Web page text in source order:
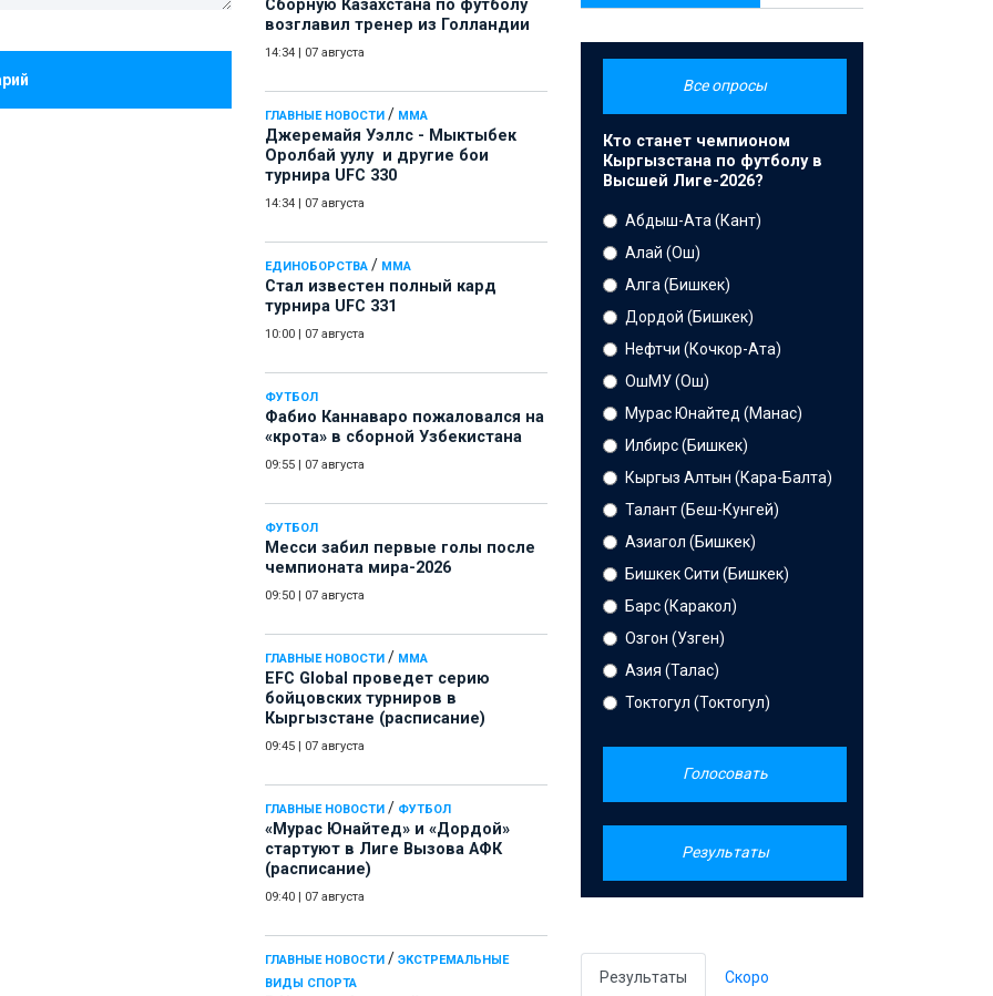
Сборную Казахстана по футболу
возглавил тренер из Голландии
14:34 07 августа
ГЛАВНЫЕ НОВОСТИ / ММА
Джеремайя Уэллс - Мыктыбек
Оролбай уулу и другие бои
турнира UFC 330
14:34 07 августа
ЕДИНОБОРСТВА / ММА
Стал известен полный кард
турнира UFC 331
10:00 07 августа
ФУТБОЛ
Фабио Каннаваро пожаловался на
«крота» в сборной Узбекистана
09:55 07 августа
ФУТБОЛ
Месси забил первые голы после
чемпионата мира-2026
09:50 07 августа
ГЛАВНЫЕ НОВОСТИ / ММА
EFC Global проведет серию
бойцовских турниров в
Кыргызстане (расписание)
09:45 07 августа
ГЛАВНЫЕ НОВОСТИ / ФУТБОЛ
«Мурас Юнайтед» и «Дордой»
стартуют в Лиге Вызова АФК
(расписание)
09:40 07 августа
ГЛАВНЫЕ НОВОСТИ / ЭКСТРЕМАЛЬНЫЕ
ВИДЫ СПОРТА
Все опросы
Кто станет чемпионом
Кыргызстана по футболу в
Высшей Лиге-2026?
Абдыш-Ата (Кант)
Алай (Ош)
Алга (Бишкек)
Дордой (Бишкек)
Нефтчи (Кочкор-Ата)
ОшМУ (Ош)
Мурас Юнайтед (Манас)
Илбирс (Бишкек)
Кыргыз Алтын (Кара-Балта)
Талант (Беш-Кунгей)
Азиагол (Бишкек)
Бишкек Сити (Бишкек)
Барс (Каракол)
Озгон (Узген)
Азия (Талас)
Токтогул (Токтогул)
Голосовать
Результаты
Результаты Скоро